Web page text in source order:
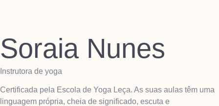
Soraia Nunes
Instrutora de yoga
Certificada pela Escola de Yoga Leça. As suas aulas têm uma
linguagem própria, cheia de significado, escuta e